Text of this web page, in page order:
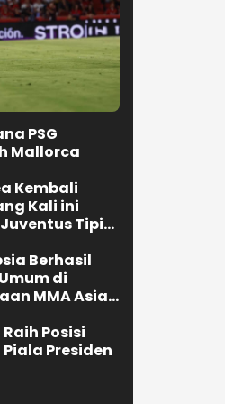
Kembali
Kali ini
Tipis
Berhasil
di
MMA Asian
2026
Posisi
Presiden